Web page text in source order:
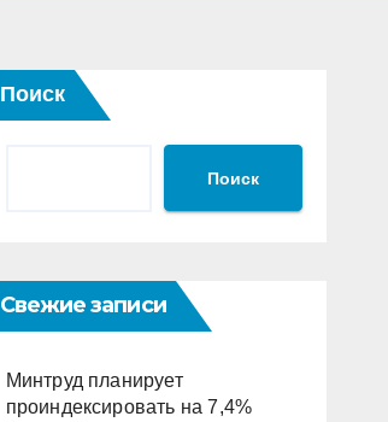
Поиск
Поиск
Свежие записи
Минтруд планирует
проиндексировать на 7,4%